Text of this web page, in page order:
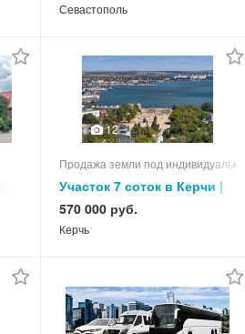
Севастополь
12
Продажа земли под
Участок 7 соток в Керчи |
1,5 км до моря | ИЖС | 570
000 р.
570 000 руб.
Керчь